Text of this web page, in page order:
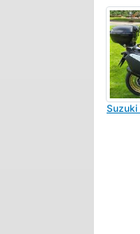
Suzuki